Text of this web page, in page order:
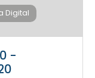
Digital
-